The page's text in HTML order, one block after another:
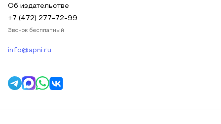
Об издательстве
+7 (472) 277-72-99
Звонок бесплатный
info@apni.ru